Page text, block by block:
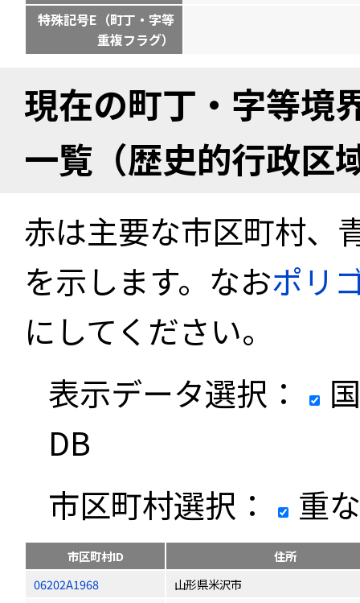
特殊記号E（町丁・字等
重複フラグ）
現在の町丁・字等境
一覧（歴史的行政区
赤は主要な市区町村、
を示します。なおポリ
にしてください。
表示データ選択：
DB
市区町村選択：
重
市区町村ID
住所
06202A1968
山形県米沢市